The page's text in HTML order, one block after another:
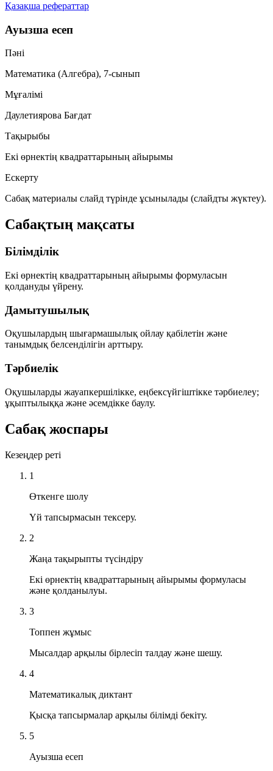
Қазақша рефераттар
Ауызша есеп
Пәні
Математика (Алгебра), 7-сынып
Мұғалімі
Даулетиярова Бағдат
Тақырыбы
Екі өрнектің квадраттарының айырымы
Ескерту
Сабақ материалы слайд түрінде ұсынылады (слайдты жүктеу).
Сабақтың мақсаты
Білімділік
Екі өрнектің квадраттарының айырымы формуласын
қолдануды үйрену.
Дамытушылық
Оқушылардың шығармашылық ойлау қабілетін және
танымдық белсенділігін арттыру.
Тәрбиелік
Оқушыларды жауапкершілікке, еңбексүйгіштікке тәрбиелеу;
ұқыптылыққа және әсемдікке баулу.
Сабақ жоспары
Кезеңдер реті
1
Өткенге шолу
Үй тапсырмасын тексеру.
2
Жаңа тақырыпты түсіндіру
Екі өрнектің квадраттарының айырымы формуласы
және қолданылуы.
3
Топпен жұмыс
Мысалдар арқылы бірлесіп талдау және шешу.
4
Математикалық диктант
Қысқа тапсырмалар арқылы білімді бекіту.
5
Ауызша есеп